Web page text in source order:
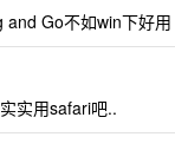
and Go不如win下好用
实用safari吧..